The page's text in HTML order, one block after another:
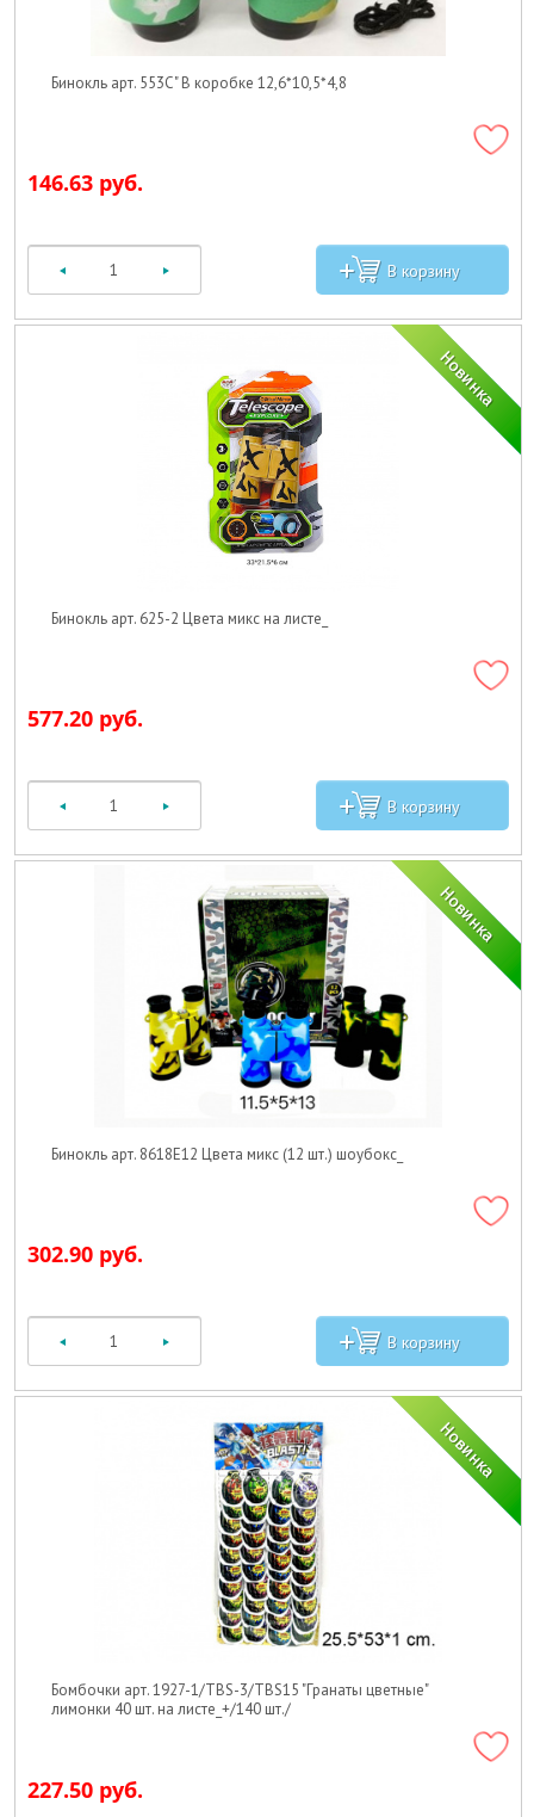
Бинокль арт. 553C" В коробке 12,6*10,5*4,8
146.63 руб.
Бинокль арт. 625-2 Цвета микс на листе_
577.20 руб.
Бинокль арт. 8618E12 Цвета микс (12 шт.) шоубокс_
302.90 руб.
Бомбочки арт. 1927-1/TBS-3/TBS15 "Гранаты цветные"
лимонки 40 шт. на листе_+/140 шт./
227.50 руб.